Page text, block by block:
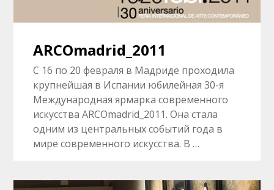
ARCOmadrid_2011
С 16 по 20 февраля в Мадриде проходила
крупнейшая в Испании юбилейная 30-я
Международная ярмарка современного
искусства ARCOmadrid_2011. Она стала
одним из центральных событий года в
мире современного искусства. В …